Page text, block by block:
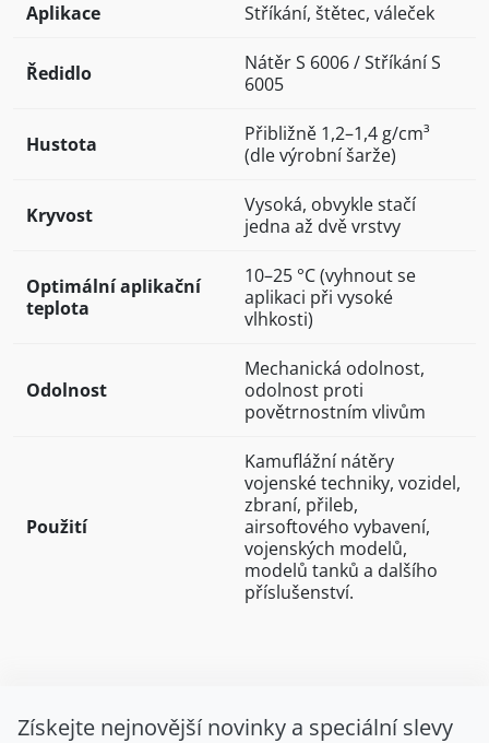
Aplikace Stříkání, štětec, váleček
Ředidlo
Nátěr S 6006 / Stříkání S
6005
Hustota
Přibližně 1,2–1,4 g/cm³
(dle výrobní šarže)
Kryvost
Vysoká, obvykle stačí
jedna až dvě vrstvy
Optimální aplikační
teplota
10–25 °C (vyhnout se
aplikaci při vysoké
vlhkosti)
Odolnost
Mechanická odolnost,
odolnost proti
povětrnostním vlivům
Použití
Kamuflážní nátěry
vojenské techniky, vozidel,
zbraní, přileb,
airsoftového vybavení,
vojenských modelů,
modelů tanků a dalšího
příslušenství.
Získejte nejnovější novinky a speciální slevy